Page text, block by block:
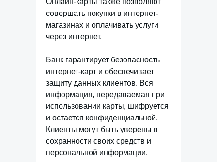
Онлайн-карты также позволяют
совершать покупки в интернет-
магазинах и оплачивать услуги
через интернет.
Банк гарантирует безопасность
интернет-карт и обеспечивает
защиту данных клиентов. Вся
информация, передаваемая при
использовании карты, шифруется
и остается конфиденциальной.
Клиенты могут быть уверены в
сохранности своих средств и
персональной информации.